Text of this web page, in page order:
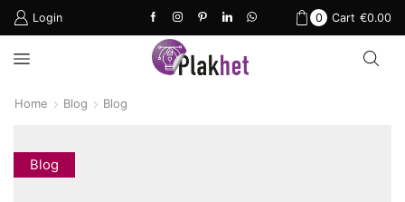
Login 0 Cart €0.00
Home Blog Blog
Blog